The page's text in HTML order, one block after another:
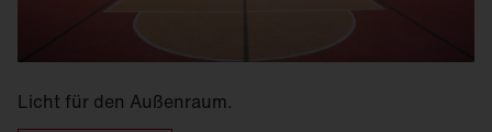
Licht für den Außenraum.